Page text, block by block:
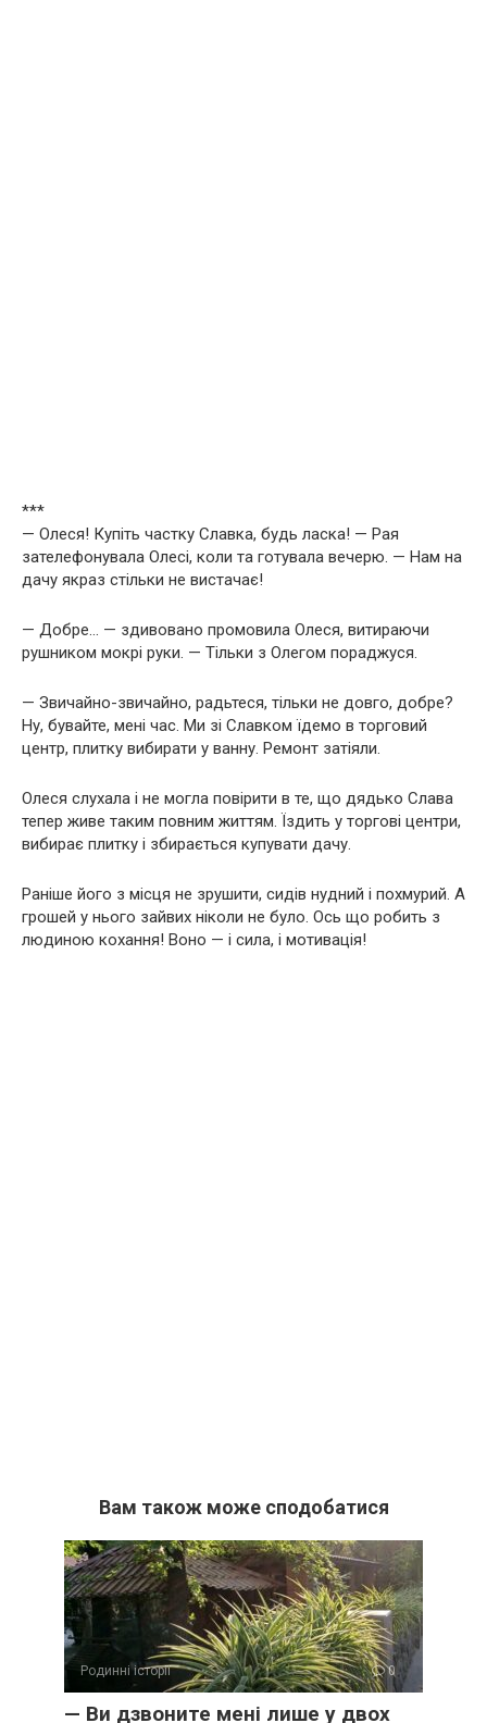
***
— Олеся! Купіть частку Славка, будь ласка! — Рая
зателефонувала Олесі, коли та готувала вечерю. — Нам на
дачу якраз стільки не вистачає!
— Добре… — здивовано промовила Олеся, витираючи
рушником мокрі руки. — Тільки з Олегом пораджуся.
— Звичайно-звичайно, радьтеся, тільки не довго, добре?
Ну, бувайте, мені час. Ми зі Славком їдемо в торговий
центр, плитку вибирати у ванну. Ремонт затіяли.
Олеся слухала і не могла повірити в те, що дядько Слава
тепер живе таким повним життям. Їздить у торгові центри,
вибирає плитку і збирається купувати дачу.
Раніше його з місця не зрушити, сидів нудний і похмурий. А
грошей у нього зайвих ніколи не було. Ось що робить з
людиною кохання! Воно — і сила, і мотивація!
Вам також може сподобатися
Родинні історії 0
— Ви дзвоните мені лише у двох